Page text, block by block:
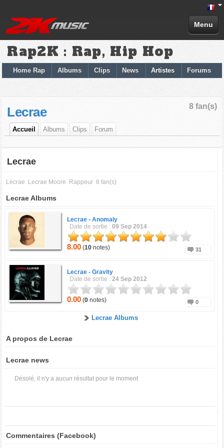
Menu
Rap2K : Rap, Hip Hop
Home Rap Albums Clips News Artistes Forums
8 fan(s)
Lecrae
Accueil Albums Clips Forum
Lecrae
Lecrae Lecrae Moore Rappeur 8 fan(s)
Lecrae Albums
Lecrae -Anomaly
Date de sortie :09 Sep 2014
8.00 (10 notes) 31
Lecrae -Gravity
Date de sortie :24 Sep 2012
0.00 (0 notes) 0
Lecrae Albums
A propos de Lecrae
Lecrae news
Désolé, il n'y a aucun résultat pour le moment
Commentaires (Facebook)